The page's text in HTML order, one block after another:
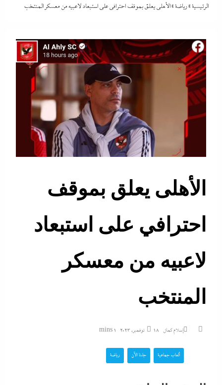
الرئيسية»رياضة»الأهلى يعلق بموقف احترافي على استبعاد لاعبيه من معسكر المنتخب
الأهلى يعلق بموقف
احترافي على استبعاد
لاعبيه من معسكر
المنتخب
إسلام كمال 18 نوفمبر، 2023 1 mins
ألعاب جماعية جاءنا الآن رياضة